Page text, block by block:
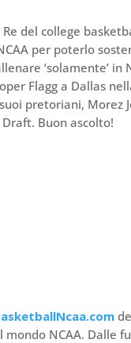
del college
per poterlo
‘solamente’
Flagg a Dallas
pretoriani, Morez
Buon ascolto!
NCAA. Dalle